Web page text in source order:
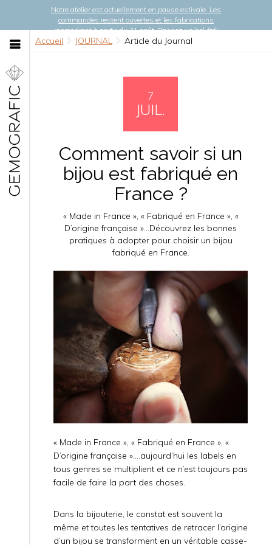
Notre atelier est actuellement en pause estivale. Les
commandes restent ouvertes et les fabrications
reprendront à partir du 21 août. Passez un bel été!
Accueil JOURNAL Article du Journal
7
JUIL.
Comment savoir si un
bijou est fabriqué en
France ?
« Made in France », « Fabriqué en France », «
D’origine française »...Découvrez les bonnes
pratiques à adopter pour choisir un bijou
fabriqué en France.
« Made in France », « Fabriqué en France », «
D’origine française »….aujourd’hui les labels en
tous genres se multiplient et ce n’est toujours pas
facile de faire la part des choses.
Dans la bijouterie, le constat est souvent la
même et toutes les tentatives de retracer l’origine
d’un bijou se transforment en un véritable casse-